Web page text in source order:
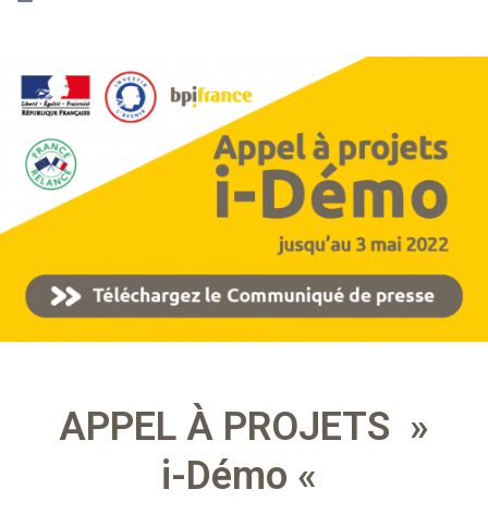
APPEL À PROJETS »
i-Démo «